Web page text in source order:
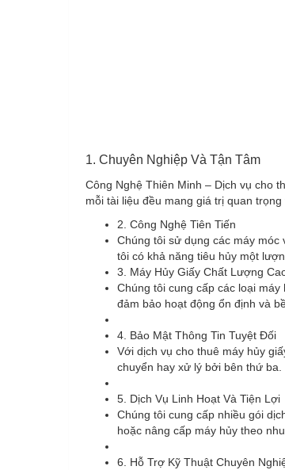
1. Chuyên Nghiệp Và Tận Tâm
Công Nghệ Thiên Minh – Dịch vụ cho
mỗi tài liệu đều mang giá trị quan
2. Công Nghệ Tiên Tiến
Chúng tôi sử dụng các máy
tôi có khả năng tiêu hủy một
3. Máy Hủy Giấy Chất Lượng
Chúng tôi cung cấp các loại
đảm bảo hoạt động ổn định và
4. Bảo Mật Thông Tin Tuyệt Đối
Với dịch vụ cho thuê máy hủy
chuyển hay xử lý bởi bên thứ ba.
5. Dịch Vụ Linh Hoạt Và Tiện Lợi
Chúng tôi cung cấp nhiều gói
hoặc nâng cấp máy hủy theo
6. Hỗ Trợ Kỹ Thuật Chuyên